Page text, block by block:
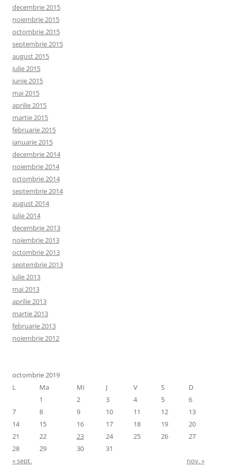
decembrie 2015
noiembrie 2015
octombrie 2015
septembrie 2015
august 2015
iulie 2015
iunie 2015
mai 2015
aprilie 2015
martie 2015
februarie 2015
ianuarie 2015
decembrie 2014
noiembrie 2014
octombrie 2014
septembrie 2014
august 2014
iulie 2014
decembrie 2013
noiembrie 2013
octombrie 2013
septembrie 2013
iulie 2013
mai 2013
aprilie 2013
martie 2013
februarie 2013
noiembrie 2012
octombrie 2019
L
Ma Mi J V S
D
1
2 3 4 5
6
7
8 9 10 11 12
13
14
15 16 17 18 19
20
21
22 23 24 25 26
27
28
29 30
31
« sept.
nov. »